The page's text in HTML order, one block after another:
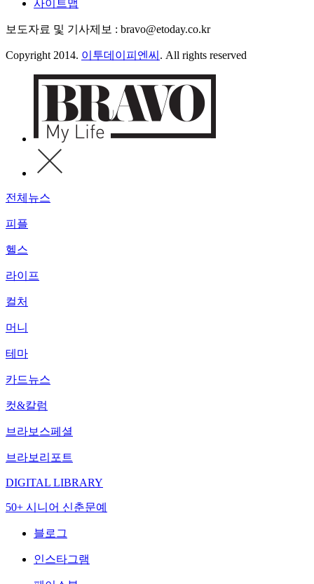
사이트맵
보도자료 및 기사제보 : bravo@etoday.co.kr
Copyright 2014. 이투데이피엔씨 . All rights reserved
전체뉴스
피플
헬스
라이프
컬처
머니
테마
카드뉴스
컷&칼럼
브라보스페셜
브라보리포트
DIGITAL LIBRARY
50+ 시니어 신춘문예
블로그
인스타그램